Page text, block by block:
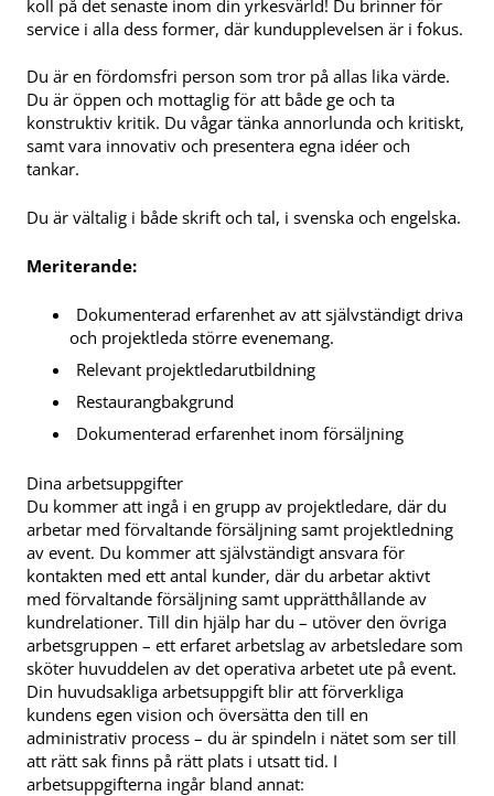
koll på det senaste inom din yrkesvärld! Du brinner för
service i alla dess former, där kundupplevelsen är i fokus.
Du är en fördomsfri person som tror på allas lika värde.
Du är öppen och mottaglig för att både ge och ta
konstruktiv kritik. Du vågar tänka annorlunda och kritiskt,
samt vara innovativ och presentera egna idéer och
tankar.
Du är vältalig i både skrift och tal, i svenska och engelska.
Meriterande:
Dokumenterad erfarenhet av att självständigt driva
och projektleda större evenemang.
Relevant projektledarutbildning
Restaurangbakgrund
Dokumenterad erfarenhet inom försäljning
Dina arbetsuppgifter
Du kommer att ingå i en grupp av projektledare, där du
arbetar med förvaltande försäljning samt projektledning
av event. Du kommer att självständigt ansvara för
kontakten med ett antal kunder, där du arbetar aktivt
med förvaltande försäljning samt upprätthållande av
kundrelationer. Till din hjälp har du – utöver den övriga
arbetsgruppen – ett erfaret arbetslag av arbetsledare som
sköter huvuddelen av det operativa arbetet ute på event.
Din huvudsakliga arbetsuppgift blir att förverkliga
kundens egen vision och översätta den till en
administrativ process – du är spindeln i nätet som ser till
att rätt sak finns på rätt plats i utsatt tid. I
arbetsuppgifterna ingår bland annat: